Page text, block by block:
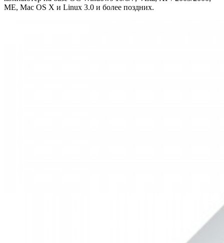
ME, Mac OS X и Linux 3.0 и более поздних.